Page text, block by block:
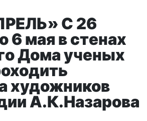
С 26
6 мая в стенах
Дома ученых
художников
А.К.Назарова